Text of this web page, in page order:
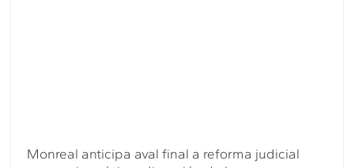
Monreal anticipa aval final a reforma judicial